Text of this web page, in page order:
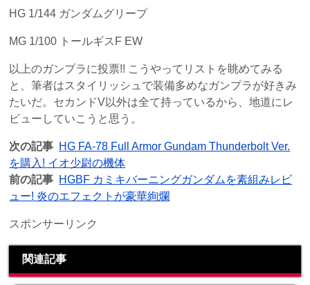
HG 1/144 ガンダムグリープ
MG 1/100 トールギスF EW
以上のガンプラに投票!! こうやってリストを眺めてみる
と、筆者はスタイリッシュで装備多めなガンプラが好きみ
たいだ。セカンドV以外は全て持っているから、地道にレ
ビューしていこうと思う。
次の記事 HG FA-78 Full Armor Gundam Thunderbolt Ver.
を購入! イオ少尉の機体
前の記事 HGBF カミキバーニングガンダムを素組みレビ
ュー! 炎のエフェクトが豪華絢爛
スポンサーリンク
関連記事